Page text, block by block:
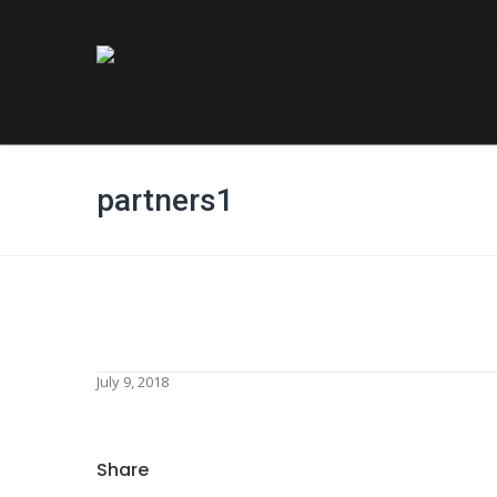
partners1
July 9, 2018
Share